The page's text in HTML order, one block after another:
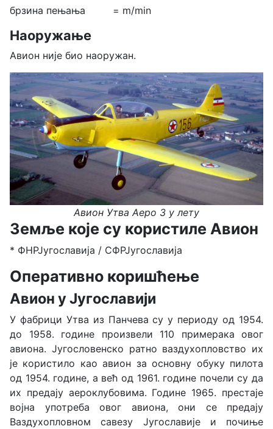
брзина пењања = m/min
Наоружање
Авион није био наоружан.
Авион Утва Аеро 3 у лету
Земље које су користиле Авион
* ФНРЈугославија / СФРЈугославија
Оперативно коришћење
Авион у Југославији
У фабрици Утва из Панчева су у периоду од 1954.
до 1958. године произвели 110 примерака овог
авиона. Југословенско ратно ваздухопловство их
је користило као авион за основну обуку пилота
од 1954. године, а већ од 1961. године почели су да
их предају аероклубовима. Године 1965. престаје
војна употреба овог авиона, они се предају
Ваздухопловном савезу Југославије и почиње